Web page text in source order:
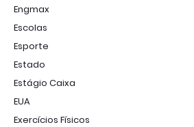
Engmax
Escolas
Esporte
Estado
Estágio Caixa
EUA
Exercícios Físicos